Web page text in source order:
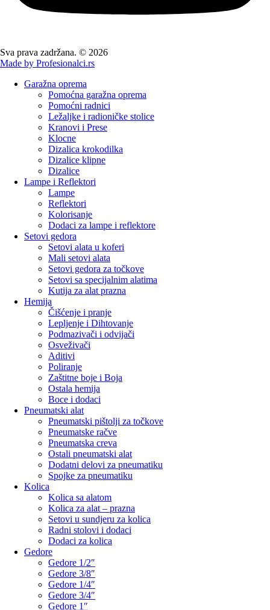
Sva prava zadržana. © 2026
Made by Profesionalci.rs
Garažna oprema
Pomoćna garažna oprema
Pomoćni radnici
Ležaljke i radioničke stolice
Kranovi i Prese
Klocne
Dizalica krokodilka
Dizalice klipne
Dizalice
Lampe i Reflektori
Lampe
Reflektori
Kolorisanje
Dodaci za lampe i reflektore
Setovi gedora
Setovi alata u koferi
Mali setovi alata
Setovi gedora za točkove
Setovi sa specijalnim alatima
Kutija za alat prazna
Hemija
Čišćenje i pranje
Lepljenje i Dihtovanje
Podmazivači i odvijači
Osveživači
Aditivi
Poliranje
Zaštitne boje i Boja
Ostala hemija
Boce i dodaci
Pneumatski alat
Pneumatski pištolji za točkove
Pneumatske račve
Pneumatska creva
Ostali pneumatski alat
Dodatni delovi za pneumatiku
Spojke za pneumatiku
Kolica
Kolica sa alatom
Kolica za alat – prazna
Setovi u sundjeru za kolica
Radni stolovi i dodaci
Dodaci za kolica
Gedore
Gedore 1/2″
Gedore 3/8″
Gedore 1/4″
Gedore 3/4″
Gedore 1″